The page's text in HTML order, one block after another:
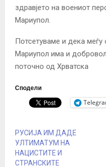
здравјето на воениот
Мариупол.
Потсетуваме и дека меѓу
Мариупол има и
поточно од Хрватска
Сподели
РУСИЈА ИМ ДАДЕ
УЛТИМАТУМ НА
НАЦИСТИТЕ И
СТРАНСКИТЕ